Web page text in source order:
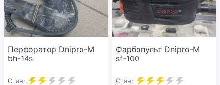
Перфоратор Dnipro-M
bh-14s
Стан:
Фарбопульт Dnipro-M
sf-100
Стан: